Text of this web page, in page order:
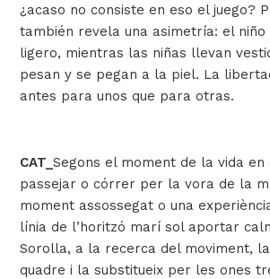
¿acaso no consiste en eso el juego?
también revela una asimetría: el niño
ligero, mientras las niñas llevan
pesan y se pegan a la piel. La
antes para unos que para otras.
CAT_Segons el moment de la vida
passejar o córrer per la vora de la
moment assossegat o una
línia de l’horitzó marí sol aportar
Sorolla, a la recerca del moviment,
quadre i la substitueix per les ones